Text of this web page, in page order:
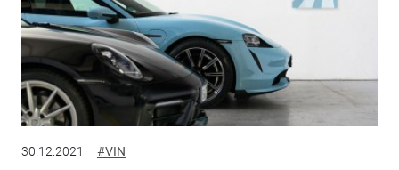
30.12.2021 #VIN